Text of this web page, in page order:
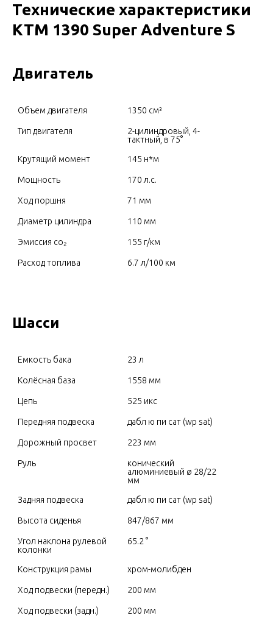
Технические характеристики
KTM 1390 Super Adventure S
Двигатель
Тип двигателя
2-цилиндровый, 4-
тактный, в 75°
Ход поршня
Расход топлива 6.7 л/100 км
Шасси
Емкость бака 23 л
Колёсная база 1558 мм
Цепь 525 икс
Передняя подвеска дабл ю пи сат (wp sat)
Дорожный просвет 223 мм
Руль
конический
алюминиевый ø 28/22
мм
Задняя подвеска
дабл ю пи сат (wp sat)
Высота сиденья 847/867 мм
Угол наклона рулевой
колонки
65.2 °
Конструкция рамы хром-молибден
Ход подвески (передн.) 200 мм
Ход подвески (задн.) 200 мм